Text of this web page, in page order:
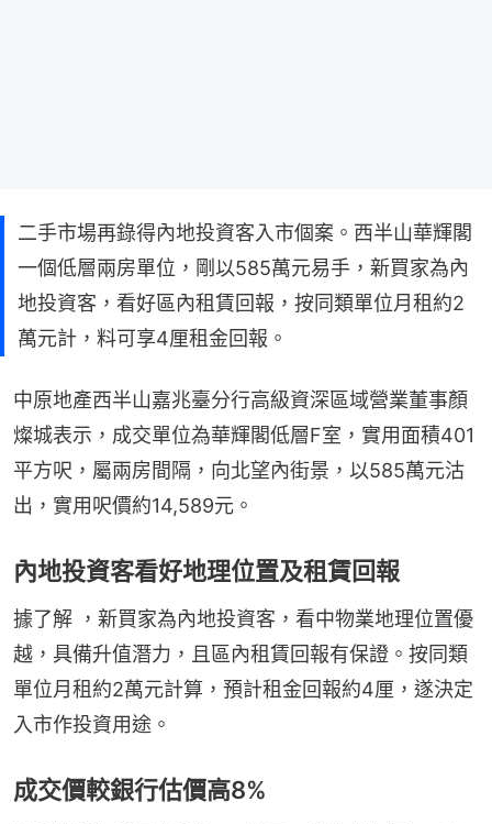
二手市場再錄得內地投資客入市個案。西半山華輝閣
一個低層兩房單位，剛以585萬元易手，新買家為內
地投資客，看好區內租賃回報，按同類單位月租約2
萬元計，料可享4厘租金回報。
中原地產西半山嘉兆臺分行高級資深區域營業董事顏
燦城表示，成交單位為華輝閣低層F室，實用面積401
平方呎，屬兩房間隔，向北望內街景，以585萬元沽
出，實用呎價約14,589元。
內地投資客看好地理位置及租賃回報
據了解 ，新買家為內地投資客，看中物業地理位置優
越，具備升值潛力，且區內租賃回報有保證。按同類
單位月租約2萬元計算，預計租金回報約4厘，遂決定
入市作投資用途。
成交價較銀行估價高8%